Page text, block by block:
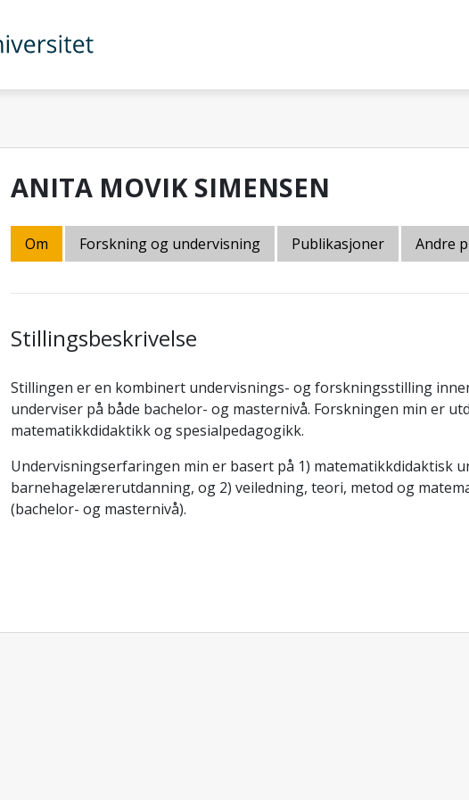
ANITA MOVIK SIMENSEN
Om Forskning og undervisning Publikasjoner Andre
Stillingsbeskrivelse
Stillingen er en kombinert undervisnings- og forskningsstilling
underviser på både bachelor- og masternivå. Forskningen min er
matematikkdidaktikk og spesialpedagogikk.
Undervisningserfaringen min er basert på 1) matematikkdidaktisk
barnehagelærerutdanning, og 2) veiledning, teori, metod og
(bachelor- og masternivå).